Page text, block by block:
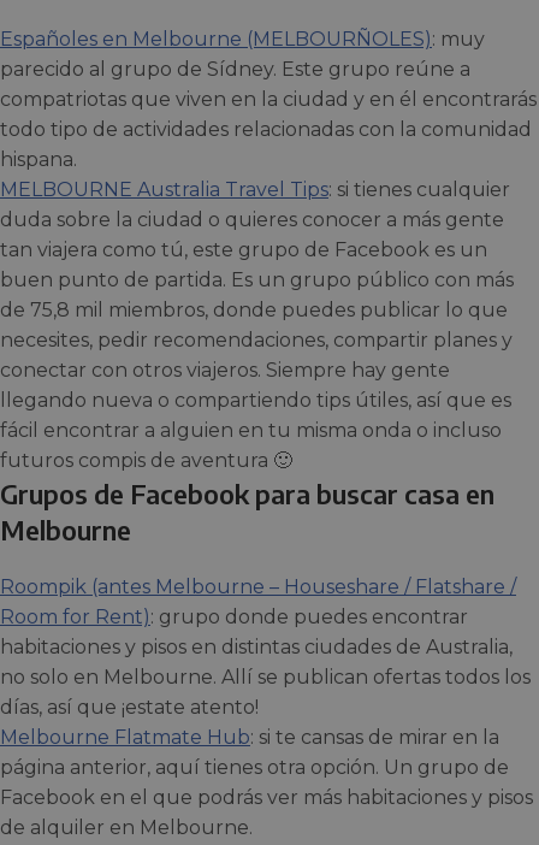
Españoles en Melbourne (MELBOURÑOLES): muy
parecido al grupo de Sídney. Este grupo reúne a
compatriotas que viven en la ciudad y en él encontrarás
todo tipo de actividades relacionadas con la comunidad
hispana.
MELBOURNE Australia Travel Tips: si tienes cualquier
duda sobre la ciudad o quieres conocer a más gente
tan viajera como tú, este grupo de Facebook es un
buen punto de partida. Es un grupo público con más
de 75,8 mil miembros, donde puedes publicar lo que
necesites, pedir recomendaciones, compartir planes y
conectar con otros viajeros. Siempre hay gente
llegando nueva o compartiendo tips útiles, así que es
fácil encontrar a alguien en tu misma onda o incluso
futuros compis de aventura 🙂
Grupos de Facebook para buscar casa en
Melbourne
Roompik (antes Melbourne – Houseshare / Flatshare /
Room for Rent): grupo donde puedes encontrar
habitaciones y pisos en distintas ciudades de Australia,
no solo en Melbourne. Allí se publican ofertas todos los
días, así que ¡estate atento!
Melbourne Flatmate Hub: si te cansas de mirar en la
página anterior, aquí tienes otra opción. Un grupo de
Facebook en el que podrás ver más habitaciones y pisos
de alquiler en Melbourne.